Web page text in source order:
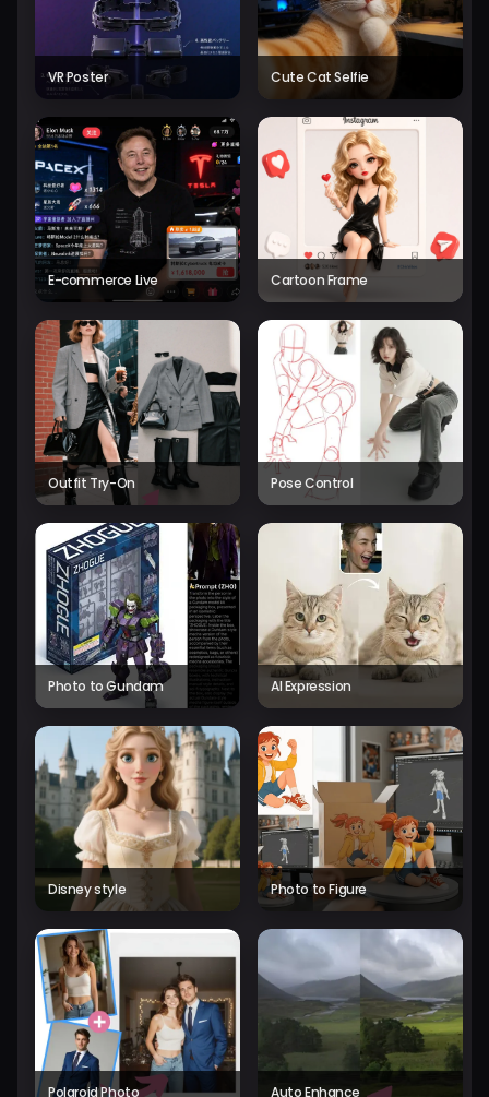
VR Poster Cute Cat Selfie
E-commerce Live Cartoon Frame
Outfit Try-On Pose Control
Photo to Gundam AI Expression
Disney style Photo to Figure
Polaroid Photo Auto Enhance